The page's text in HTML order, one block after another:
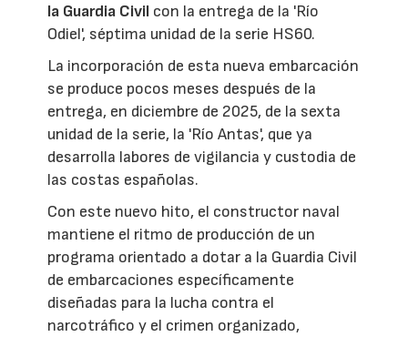
la Guardia Civil con la entrega de la 'Río
Odiel', séptima unidad de la serie HS60.
La incorporación de esta nueva embarcación
se produce pocos meses después de la
entrega, en diciembre de 2025, de la sexta
unidad de la serie, la 'Río Antas', que ya
desarrolla labores de vigilancia y custodia de
las costas españolas.
Con este nuevo hito, el constructor naval
mantiene el ritmo de producción de un
programa orientado a dotar a la Guardia Civil
de embarcaciones específicamente
diseñadas para la lucha contra el
narcotráfico y el crimen organizado,